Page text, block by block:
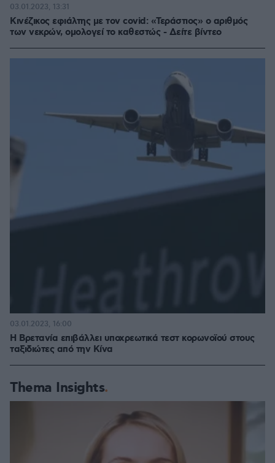
Κινέζικος εφιάλτης με τον covid: «Τεράστιος» ο αριθμός
των νεκρών, ομολογεί το καθεστώς - Δείτε βίντεο
03.01.2023, 13:31
Η Βρετανία επιβάλλει υποχρεωτικά τεστ κορωνοϊού στους
ταξιδιώτες από την Κίνα
03.01.2023, 16:00
Thema Insights